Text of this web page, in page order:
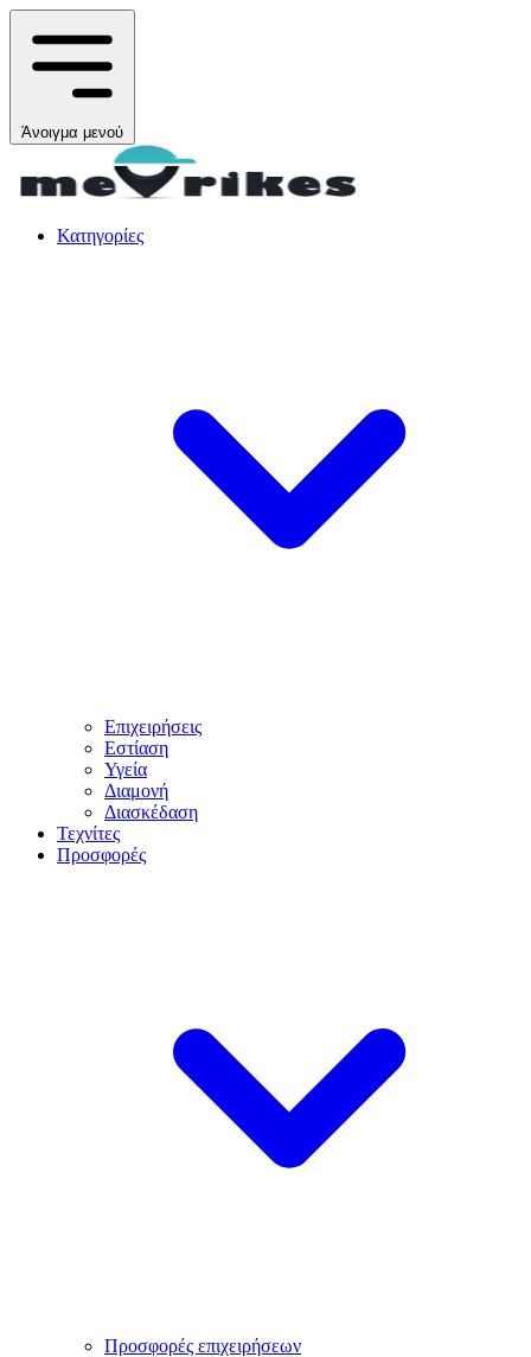
Άνοιγμα μενού
Κατηγορίες
Επιχειρήσεις
Εστίαση
Υγεία
Διαμονή
Διασκέδαση
Τεχνίτες
Προσφορές
Προσφορές επιχειρήσεων